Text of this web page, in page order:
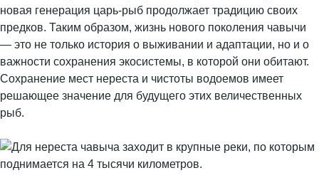
новая генерация царь-рыб продолжает традицию своих
предков. Таким образом, жизнь нового поколения чавычи
— это не только история о выживании и адаптации, но и о
важности сохранения экосистемы, в которой они обитают.
Сохранение мест нереста и чистоты водоемов имеет
решающее значение для будущего этих величественных
рыб.